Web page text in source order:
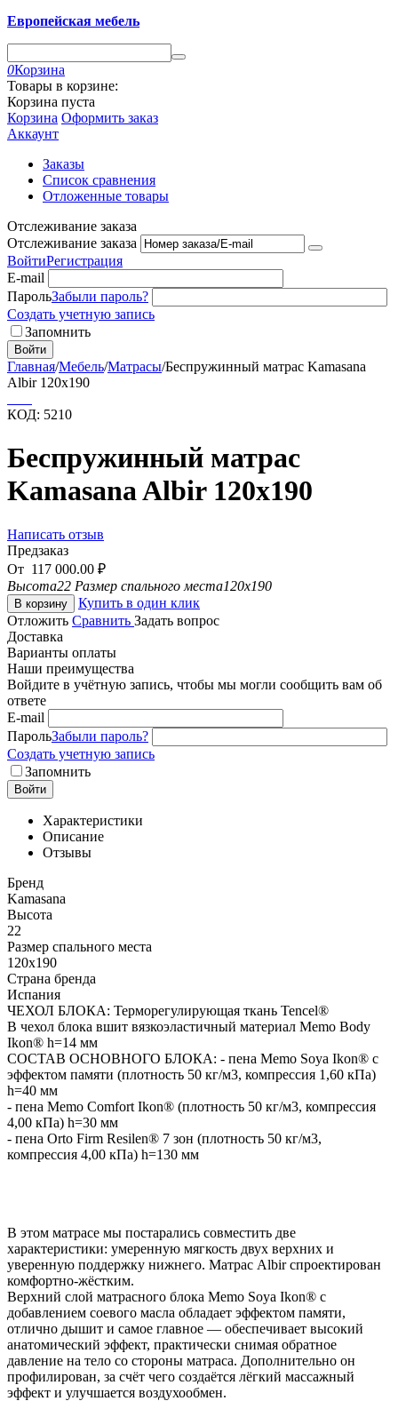
Европейская мебель
0Корзина
Товары в корзине:
Корзина пуста
Корзина Оформить заказ
Аккаунт
Заказы
Список сравнения
Отложенные товары
Отслеживание заказа
Отслеживание заказа
ВойтиРегистрация
E-mail
ПарольЗабыли пароль?
Создать учетную запись
Запомнить
Войти
Главная/Мебель/Матрасы/Беспружинный матрас Kamasana
Albir 120x190
КОД: 5210
Беспружинный матрас
Kamasana Albir 120x190
Написать отзыв
Предзаказ
От 117 000.00 ₽
Высота22 Размер спального места120x190
В корзину
Купить в один клик
Отложить Сравнить Задать вопрос
Доставка
Варианты оплаты
Наши преимущества
Войдите в учётную запись, чтобы мы могли сообщить вам об
ответе
E-mail
ПарольЗабыли пароль?
Создать учетную запись
Запомнить
Войти
Характеристики
Описание
Отзывы
Бренд
Kamasana
Высота
22
Размер спального места
120x190
Страна бренда
Испания
ЧЕХОЛ БЛОКА: Терморегулирующая ткань Tencel®
В чехол блока вшит вязкоэластичный материал Memo Body
Ikon® h=14 мм
СОСТАВ ОСНОВНОГО БЛОКА: - пена Memo Soya Ikon® с
эффектом памяти (плотность 50 кг/м3, компрессия 1,60 кПа)
h=40 мм
- пена Memo Comfort Ikon® (плотность 50 кг/м3, компрессия
4,00 кПа) h=30 мм
- пена Orto Firm Resilen® 7 зон (плотность 50 кг/м3,
компрессия 4,00 кПа) h=130 мм
В этом матрасе мы постарались совместить две
характеристики: умеренную мягкость двух верхних и
уверенную поддержку нижнего. Матрас Albir спроектирован
комфортно-жёстким.
Верхний слой матрасного блока Memo Soya Ikon® с
добавлением соевого масла обладает эффектом памяти,
отлично дышит и самое главное — обеспечивает высокий
анатомический эффект, практически снимая обратное
давление на тело со стороны матраса. Дополнительно он
профилирован, за счёт чего создаётся лёгкий массажный
эффект и улучшается воздухообмен.